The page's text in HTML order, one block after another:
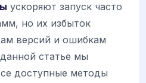
ускоряют запуск часто
но их избыток
версий и ошибкам
статье мы
доступные методы